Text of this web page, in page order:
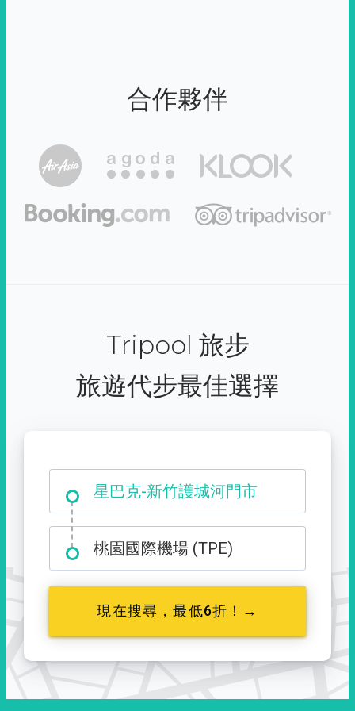
合作夥伴
Tripool 旅步
旅遊代步最佳選擇
大霸尖山登山口
桃園國際機場 (TPE)
現在搜尋，最低6折！→